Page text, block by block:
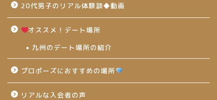
20代男子のリアル体験談◆動画
オススメ！デート場所
九州のデート場所の紹介
プロポーズにおすすめの場所
リアルな入会者の声